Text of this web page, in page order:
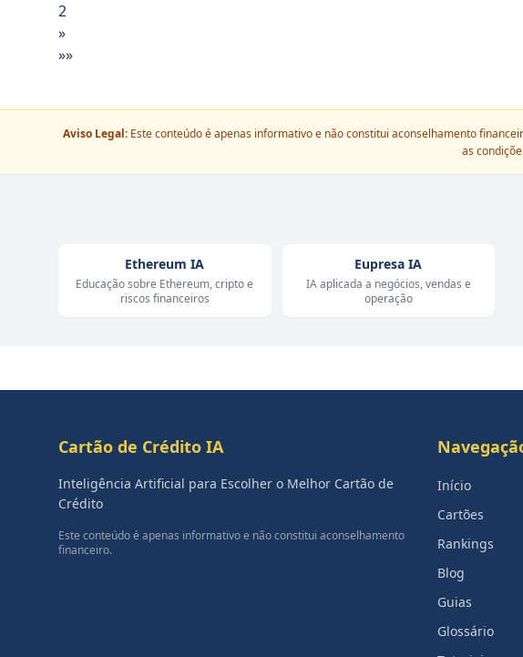
2
»
»»
Aviso Legal: Este conteúdo é apenas informativo e não constitui aconselhamento
as
Ethereum IA
Educação sobre Ethereum, cripto e
riscos financeiros
Eupresa IA
IA aplicada a negócios, vendas e
operação
Cartão de Crédito IA
Inteligência Artificial para Escolher o Melhor Cartão de
Crédito
Este conteúdo é apenas informativo e não constitui aconselhamento
financeiro.
Início
Cartões
Rankings
Blog
Guias
Glossário